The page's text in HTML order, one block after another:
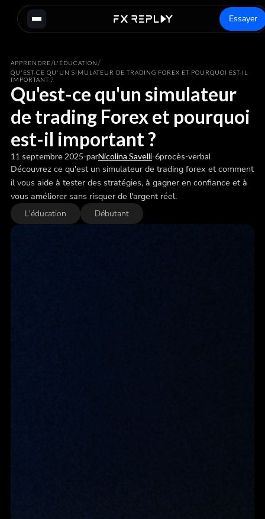
Essayer
APPRENDRE/L'ÉDUCATION/
QU'EST-CE QU'UN SIMULATEUR DE TRADING FOREX ET POURQUOI EST-IL
IMPORTANT ?
Qu'est-ce qu'un simulateur
de trading Forex et pourquoi
est-il important ?
11 septembre 2025-parNicolina Savelli-6procès-verbal
Découvrez ce qu'est un simulateur de trading forex et comment
il vous aide à tester des stratégies, à gagner en confiance et à
vous améliorer sans risquer de l'argent réel.
L'éducation Débutant